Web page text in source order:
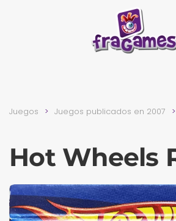
Skip to main content
Juegos Juegos publicados en 2007
Hot Wheels